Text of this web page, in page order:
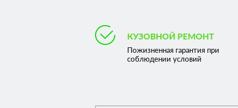
КУЗОВНОЙ РЕМОНТ
Пожизненная гарантия при
соблюдении условий